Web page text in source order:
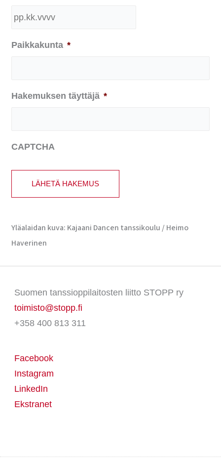
Paikkakunta *
Hakemuksen täyttäjä *
CAPTCHA
LÄHETÄ HAKEMUS
Yläalaidan kuva: Kajaani Dancen tanssikoulu / Heimo
Haverinen
Suomen tanssioppilaitosten liitto STOPP ry
toimisto@stopp.fi
+358 400 813 311
Facebook
Instagram
LinkedIn
Ekstranet